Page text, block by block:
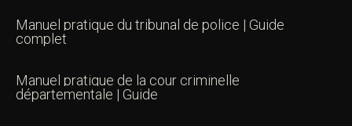
Manuel pratique du tribunal de police | Guide
complet
Manuel pratique de la cour criminelle
départementale | Guide